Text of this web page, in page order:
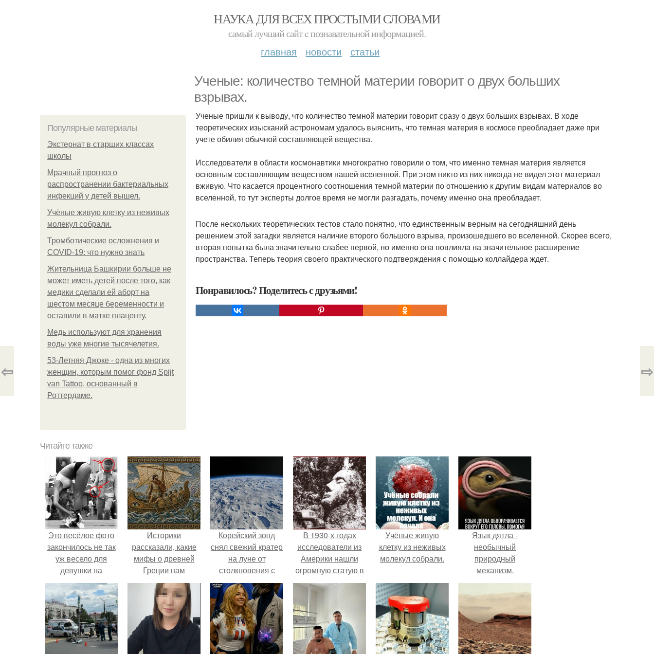
НАУКА ДЛЯ ВСЕХ ПРОСТЫМИ СЛОВАМИ
самый лучший сайт c познавательной информацией.
главная новости статьи
Ученые: количество темной материи говорит о двух больших
взрывах.
Популярные материалы
Экстернат в старших классах
школы
Мрачный прогноз о
распространении бактериальных
инфекций у детей вышел.
Учёные живую клетку из неживых
молекул собрали.
Тромботические осложнения и
COVID-19: что нужно знать
Жительница Башкирии больше не
может иметь детей после того, как
медики сделали ей аборт на
шестом месяце беременности и
оставили в матке плаценту.
Медь используют для хранения
воды уже многие тысячелетия.
53-Летняя Джоке - одна из многих
женщин, которым помог фонд Spijt
van Tattoo, основанный в
Роттердаме.
Ученые пришли к выводу, что количество темной материи говорит сразу о двух больших взрывах. В ходе
теоретических изысканий астрономам удалось выяснить, что темная материя в космосе преобладает даже при
учете обилия обычной составляющей вещества.
Исследователи в области космонавтики многократно говорили о том, что именно темная материя является
основным составляющим веществом нашей вселенной. При этом никто из них никогда не видел этот материал
вживую. Что касается процентного соотношения темной материи по отношению к другим видам материалов во
вселенной, то тут эксперты долгое время не могли разгадать, почему именно она преобладает.
После нескольких теоретических тестов стало понятно, что единственным верным на сегодняшний день
решением этой загадки является наличие второго большого взрыва, произошедшего во вселенной. Скорее всего,
вторая попытка была значительно слабее первой, но именно она повлияла на значительное расширение
пространства. Теперь теория своего практического подтверждения с помощью коллайдера ждет.
Понравилось? Поделитесь с друзьями!
⇦ ⇨
Читайте также
Это весёлое фото
закончилось не так
уж весело для
девушки на
переднем плане.
Историки
рассказали, какие
мифы о древней
Греции нам
навязало кино.
Корейский зонд
снял свежий кратер
на луне от
столкновения с
обломком Falcon 9.
В 1930-х годах
исследователи из
Америки нашли
огромную статую в
виде каменного
лица.
Учёные живую
клетку из неживых
молекул собрали.
Язык дятла -
необычный
природный
механизм.